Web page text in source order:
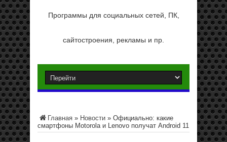
Программы для социальных сетей, ПК,
сайтостроения, рекламы и пр.
Главная » Новости » Официально: какие
смартфоны Motorola и Lenovo получат Android 11